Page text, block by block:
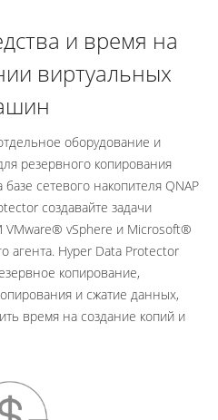
и время на
виртуальных
оборудование и
резервного копирования
сетевого накопителя QNAP
создавайте задачи
VMware® vSphere и Microsoft®
агента. Hyper Data Protector
копирование,
и сжатие данных,
время на создание копий и